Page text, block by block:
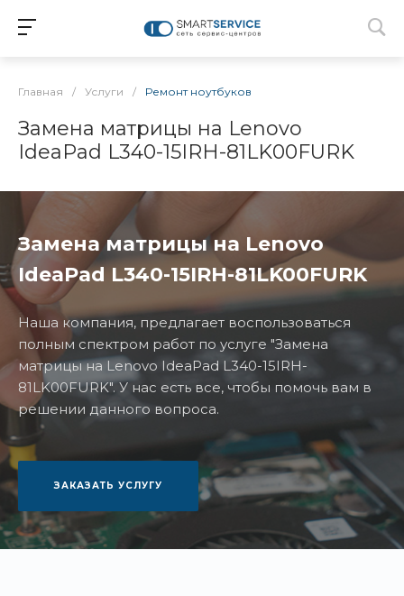
Главная / Услуги / Ремонт ноутбуков
Замена матрицы на Lenovo
IdeaPad L340-15IRH-81LK00FURK
Замена матрицы на Lenovo
IdeaPad L340-15IRH-81LK00FURK
Наша компания, предлагает воспользоваться
полным спектром работ по услуге "Замена
матрицы на Lenovo IdeaPad L340-15IRH-
81LK00FURK". У нас есть все, чтобы помочь вам в
решении данного вопроса.
ЗАКАЗАТЬ УСЛУГУ